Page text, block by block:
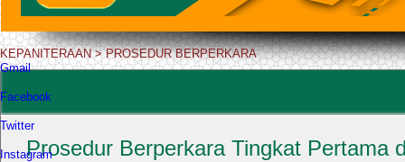
KEPANITERAAN>PROSEDUR BERPERKARA
Gmail
Facebook
Twitter
InstagramProsedur Berperkara Tingkat Pertama